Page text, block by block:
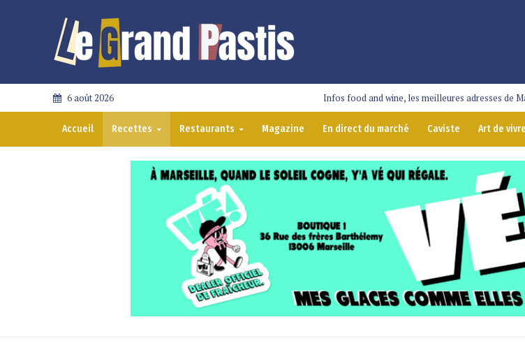
6 août 2026 Infos food and wine, les meilleures adresses de
Accueil Recettes Restaurants Magazine En direct du marché Caviste Art de vivre